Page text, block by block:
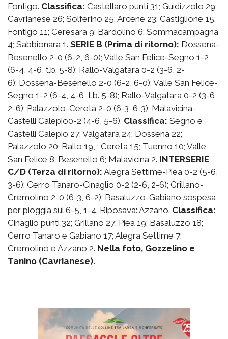
Fontigo. Classifica: Castellaro punti 31; Guidizzolo 29;
Cavrianese 26; Solferino 25; Arcene 23; Castiglione 15;
Fontigo 11; Ceresara 9; Bardolino 6; Sommacampagna
4; Sabbionara 1. SERIE B (Prima di ritorno): Dossena-
Besenello 2-0 (6-2, 6-0); Valle San Felice-Segno 1-2
(6-4, 4-6, t.b. 5-8); Rallo-Valgatara 0-2 (3-6, 2-
6); Dossena-Besenello 2-0 (6-2, 6-0); Valle San Felice-
Segno 1-2 (6-4, 4-6, t.b. 5-8); Rallo-Valgatara 0-2 (3-6,
2-6); Palazzolo-Cereta 2-0 (6-3, 6-3); Malavicina-
Castelli Calepio0-2 (4-6, 5-6). Classifica: Segno e
Castelli Calepio 27; Valgatara 24; Dossena 22;
Palazzolo 20; Rallo 19, ; Cereta 15; Tuenno 10; Valle
San Felice 8; Besenello 6; Malavicina 2. INTERSERIE
C/D (Terza di ritorno): Alegra Settime-Piea 0-2 (5-6,
3-6); Cerro Tanaro-Cinaglio 0-2 (2-6, 2-6); Grillano-
Cremolino 2-0 (6-3, 6-2); Basaluzzo-Gabiano sospesa
per pioggia sul 6-5, 1-4. Riposava: Azzano. Classifica:
Cinaglio punti 32; Grillano 27; Piea 19; Basaluzzo 18;
Cerro Tanaro e Gabiano 17; Alegra Settime 7;
Cremolino e Azzano 2. Nella foto, Gozzelino e
Tanino (Cavrianese).